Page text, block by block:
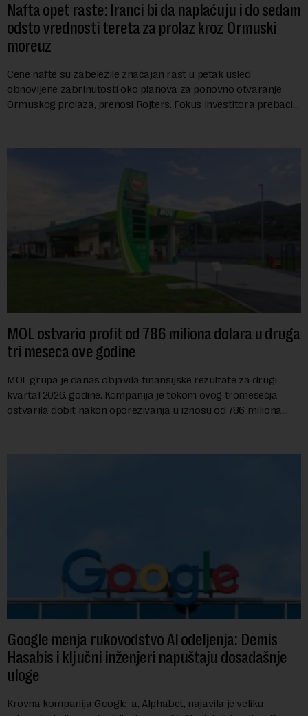
Nafta opet raste: Iranci bi da naplaćuju i do sedam
odsto vrednosti tereta za prolaz kroz Ormuski
moreuz
Cene nafte su zabeležile značajan rast u petak usled
obnovljene zabrinutosti oko planova za ponovno otvaranje
Ormuskog prolaza, prenosi Rojters. Fokus investitora prebacio
MOL ostvario profit od 786 miliona dolara u druga
tri meseca ove godine
MOL grupa je danas objavila finansijske rezultate za drugi
kvartal 2026. godine. Kompanija je tokom ovog tromesečja
ostvarila dobit nakon oporezivanja u iznosu od 786 miliona
Google menja rukovodstvo AI odeljenja: Demis
Hasabis i ključni inženjeri napuštaju dosadašnje
uloge
Krovna kompanija Google-a, Alphabet, najavila je veliku